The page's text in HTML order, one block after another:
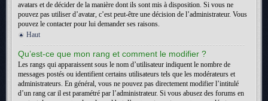
avatars et de décider de la manière dont ils sont mis à disposition. Si vous ne
pouvez pas utiliser d’avatar, c’est peut-être une décision de l’administrateur. Vous
pouvez le contacter pour lui demander ses raisons.
Haut
Qu’est-ce que mon rang et comment le modifier ?
Les rangs qui apparaissent sous le nom d’utilisateur indiquent le nombre de
messages postés ou identifient certains utilisateurs tels que les modérateurs et
administrateurs. En général, vous ne pouvez pas directement modifier l’intitulé
d’un rang car il est paramétré par l’administrateur. Si vous abusez des forums en